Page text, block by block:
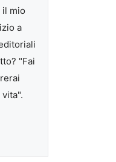
il mio
a
"Fai